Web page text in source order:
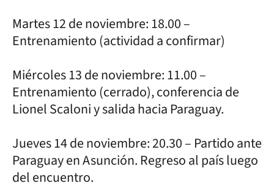
Martes 12 de noviembre: 18.00 –
Entrenamiento (actividad a confirmar)
Miércoles 13 de noviembre: 11.00 –
Entrenamiento (cerrado), conferencia de
Lionel Scaloni y salida hacia Paraguay.
Jueves 14 de noviembre: 20.30 – Partido ante
Paraguay en Asunción. Regreso al país luego
del encuentro.